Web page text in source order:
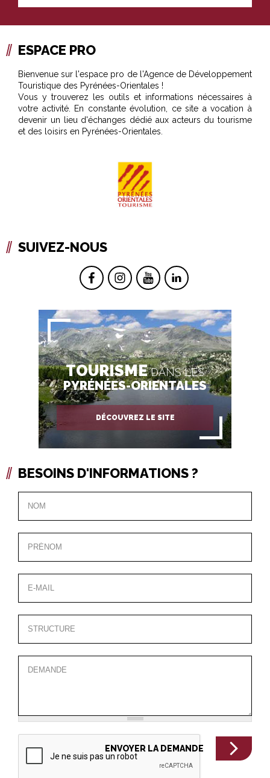
ESPACE PRO
Bienvenue sur l'espace pro de l'Agence de Développement
Touristique des Pyrénées-Orientales !
Vous y trouverez les outils et informations nécessaires à
votre activité. En constante évolution, ce site a vocation à
devenir un lieu d'échanges dédié aux acteurs du tourisme
et des loisirs en Pyrénées-Orientales.
SUIVEZ-NOUS
TOURISMEDANS LES
PYRÉNÉES-ORIENTALES
DÉCOUVREZ LE SITE
BESOINS D'INFORMATIONS ?